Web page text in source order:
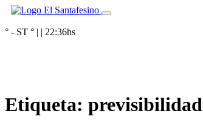
° - ST ° | | 22:36hs
Etiqueta: previsibilidad